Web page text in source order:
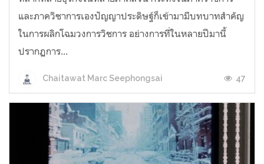
และภาควิชาการเองปัญญาประดิษฐ์ก็เข้ามามีบทบาทสำคัญ
ในการผลิกโฉมวงการวิชการ อย่างการที่ในหลายปีมานี้
ปรากฏการ...
Chaitawat Marc Seephongsai 47